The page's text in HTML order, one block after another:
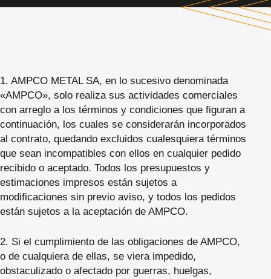
1. AMPCO METAL SA, en lo sucesivo denominada
«AMPCO», solo realiza sus actividades comerciales
con arreglo a los términos y condiciones que figuran a
continuación, los cuales se considerarán incorporados
al contrato, quedando excluidos cualesquiera términos
que sean incompatibles con ellos en cualquier pedido
recibido o aceptado. Todos los presupuestos y
estimaciones impresos están sujetos a
modificaciones sin previo aviso, y todos los pedidos
están sujetos a la aceptación de AMPCO.
2. Si el cumplimiento de las obligaciones de AMPCO,
o de cualquiera de ellas, se viera impedido,
obstaculizado o afectado por guerras, huelgas,